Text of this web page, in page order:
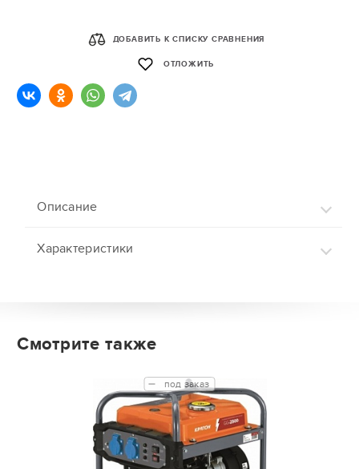
ДОБАВИТЬ К СПИСКУ СРАВНЕНИЯ
ОТЛОЖИТЬ
Описание
Характеристики
Смотрите также
под заказ